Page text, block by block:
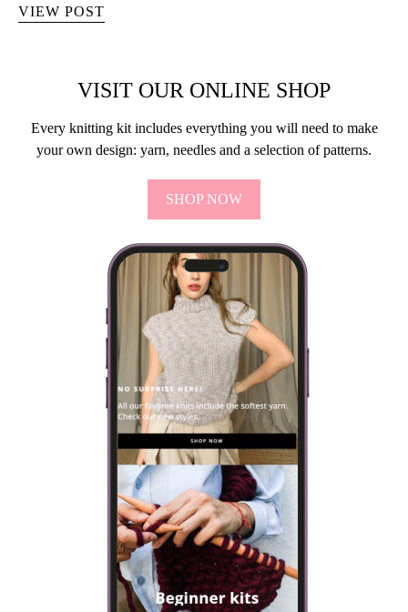
VIEW POST
VISIT OUR ONLINE SHOP
Every knitting kit includes everything you will need to make
your own design: yarn, needles and a selection of patterns.
SHOP NOW